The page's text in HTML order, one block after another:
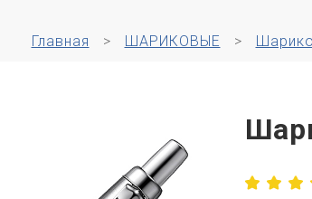
Главная ШАРИКОВЫЕ